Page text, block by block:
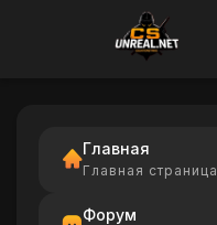
Главная
Главная страница
Форум